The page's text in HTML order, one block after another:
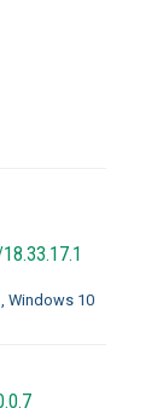
Windows 10